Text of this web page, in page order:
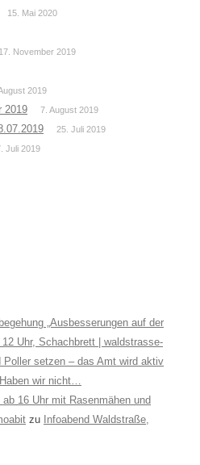
15. Mai 2020
17. November 2019
2019
2019 7. August 2019
25. Juli 2019
Juli 2019
„Ausbesserungen auf der
Uhr, Schachbrett | waldstrasse-
Poller setzen – das Amt wird aktiv
wir nicht…
16 Uhr mit Rasenmähen und
zu Infoabend Waldstraße,